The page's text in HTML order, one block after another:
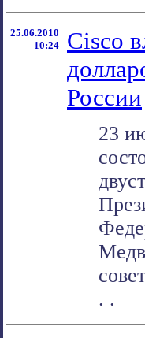
25.06.2010
10:24
Cisco
России
23
. .